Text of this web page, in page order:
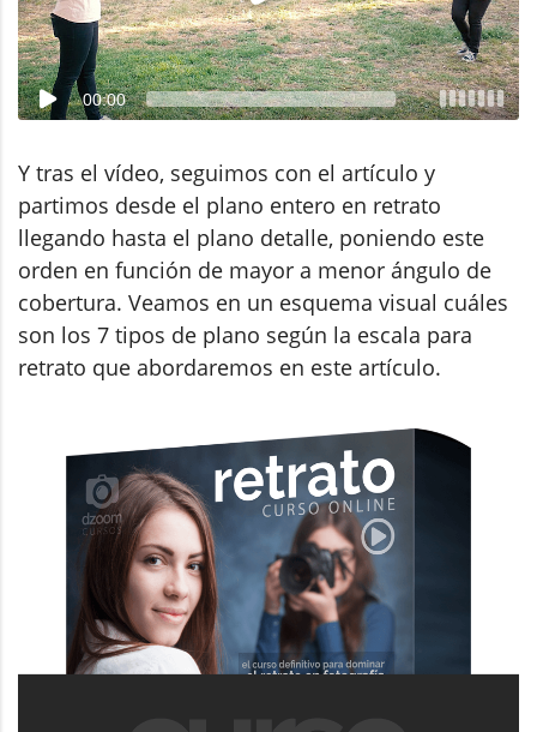
00:00
Y tras el vídeo, seguimos con el artículo y
partimos desde el plano entero en retrato
llegando hasta el plano detalle, poniendo este
orden en función de mayor a menor ángulo de
cobertura. Veamos en un esquema visual cuáles
son los 7 tipos de plano según la escala para
retrato que abordaremos en este artículo.